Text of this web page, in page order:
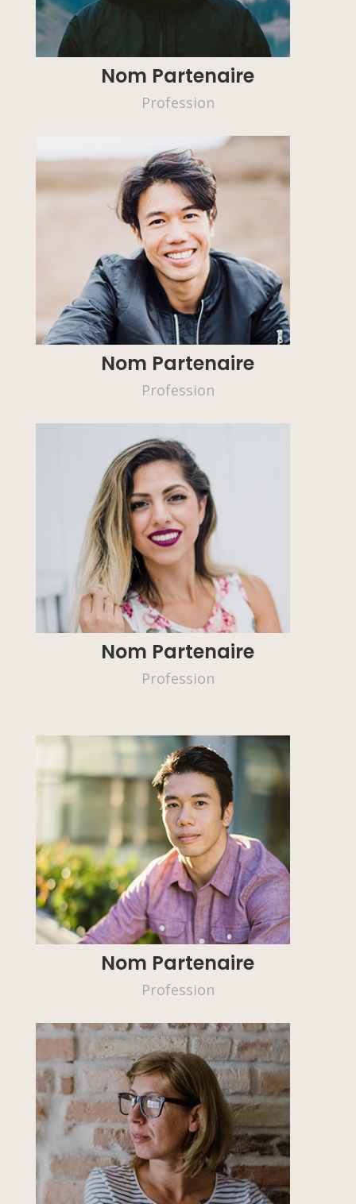
Nom Partenaire
Profession
Nom Partenaire
Profession
Nom Partenaire
Profession
Nom Partenaire
Profession